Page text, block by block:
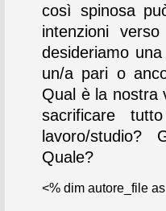
così spinosa
intenzioni
desideriamo
un/a pari o
Qual è la nostra
sacrificare
lavoro/
Quale?
<% dim autore_file